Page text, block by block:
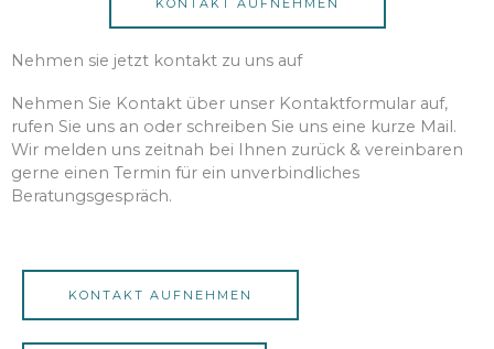
KONTAKT AUFNEHMEN
Nehmen sie jetzt kontakt zu uns auf
Nehmen Sie Kontakt über unser Kontaktformular auf,
rufen Sie uns an oder schreiben Sie uns eine kurze Mail.
Wir melden uns zeitnah bei Ihnen zurück & vereinbaren
gerne einen Termin für ein unverbindliches
Beratungsgespräch.
KONTAKT AUFNEHMEN